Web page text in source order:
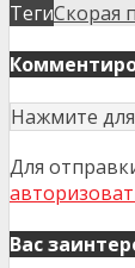
ТегиСкорая
Нажмите
Для
Вас